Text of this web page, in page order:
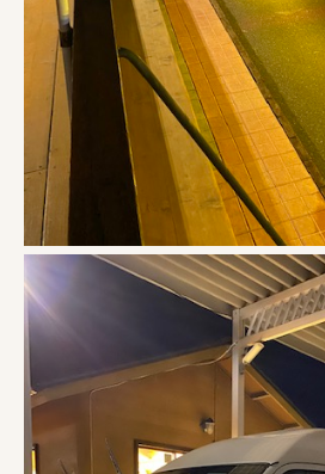
ブログ
お問合せ・カタログ請求
個人情報保護方針